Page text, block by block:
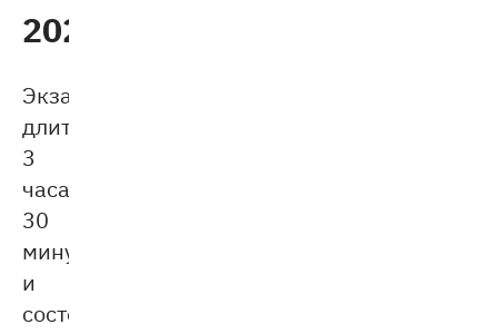
2026
Экзамен
длится
3
часа
30
минут
и
состоит